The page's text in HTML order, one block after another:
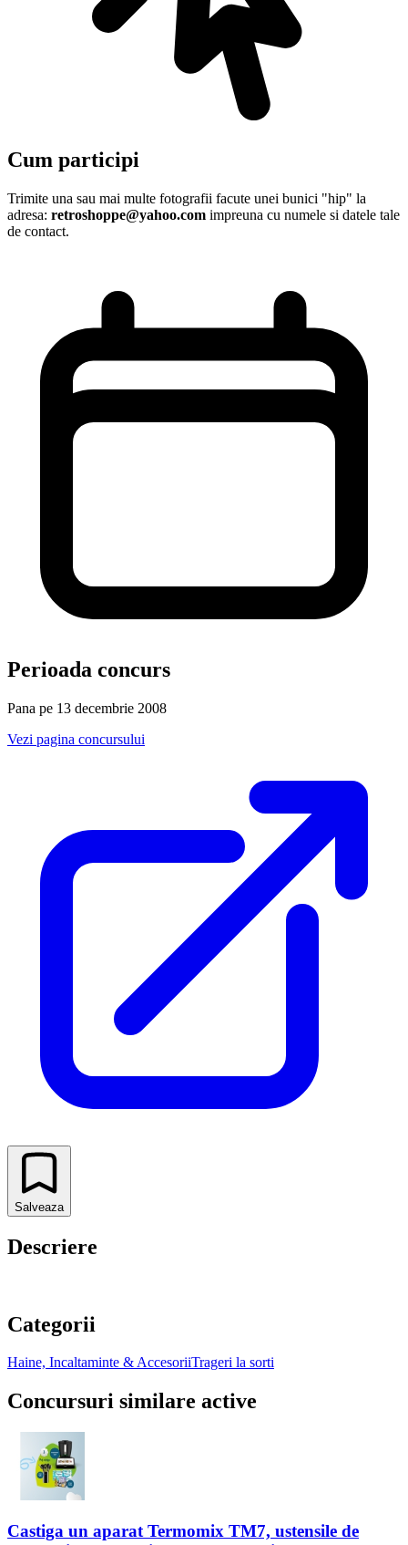
Cum participi
Trimite una sau mai multe fotografii facute unei bunici "hip" la
adresa: retroshoppe@yahoo.com impreuna cu numele si datele tale
de contact.
Perioada concurs
Pana pe 13 decembrie 2008
Vezi pagina concursului
Salveaza
Descriere
Categorii
Haine, Incaltaminte & AccesoriiTrageri la sorti
Concursuri similare active
Castiga un aparat Termomix TM7, ustensile de